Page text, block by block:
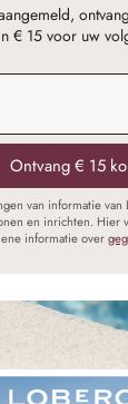
€ 15 voor uw
Ontvang € 15
van informatie
en inrichten. Hier
informatie over